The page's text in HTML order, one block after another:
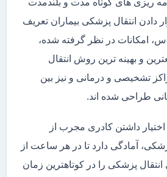
ریزی های کوتاه مدت و بلندمدت
دادن انتقال پزشکی بیماران تعریف
امکانات در نظر گرفته شده،
و بهینه ترین روش انتقال
تشخیصی و درمانی و نیز بین
طراحی شده اند.
اختیار داشتن کادری مجرب از
آمادگی دارد تا در هر ساعت از
پزشکی را در کوتاهترین زمان